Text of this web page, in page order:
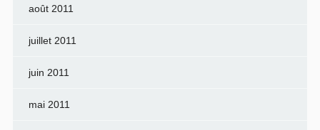
août 2011
juillet 2011
juin 2011
mai 2011